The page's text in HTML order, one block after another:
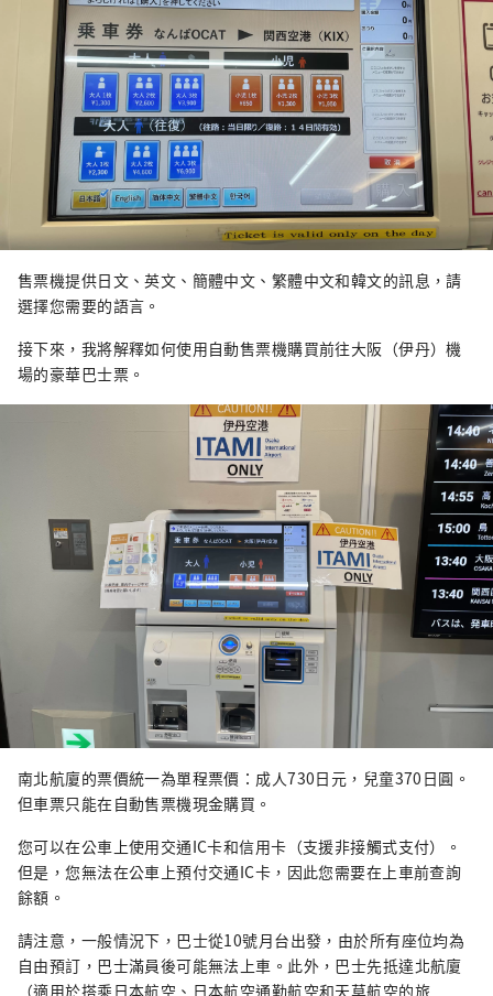
售票機提供日文、英文、簡體中文、繁體中文和韓文的訊息，請
選擇您需要的語言。
接下來，我將解釋如何使用自動售票機購買前往大阪（伊丹）機
場的豪華巴士票。
南北航廈的票價統一為單程票價：成人730日元，兒童370日圓。
但車票只能在自動售票機現金購買。
您可以在公車上使用交通IC卡和信用卡（支援非接觸式支付）。
但是，您無法在公車上預付交通IC卡，因此您需要在上車前查詢
餘額。
請注意，一般情況下，巴士從10號月台出發，由於所有座位均為
自由預訂，巴士滿員後可能無法上車。此外，巴士先抵達北航廈
（適用於搭乘日本航空、日本航空通勤航空和天草航空的旅